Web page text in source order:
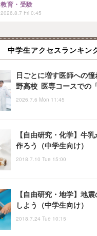
教育・受験
2026.8.7 Fri 0:45
中学生アクセスランキン
日ごとに増す医師への
野高校 医専コースでの
2026.7.6 Mon 11:45
【自由研究・化学】牛
作ろう（中学生向け）
2018.7.10 Tue 15:00
【自由研究・地学】地
しよう（中学生向け）
2018.7.24 Tue 10:15